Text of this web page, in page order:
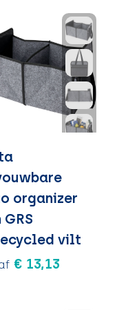
organizer
vilt
€ 13,13